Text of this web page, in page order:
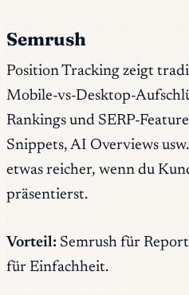
Semrush
Position Tracking zeigt
Mobile-vs-Desktop-
Rankings und SERP-
Snippets, AI Overviews
etwas reicher, wenn du
präsentierst.
Vorteil: Semrush für
für Einfachheit.